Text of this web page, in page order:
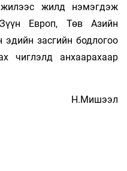
жилд нэмэгдэж
Европ, Төв Азийн
засгийн бодлогоо
чиглэлд ан­хаа­рахаар
Н.Мишээл